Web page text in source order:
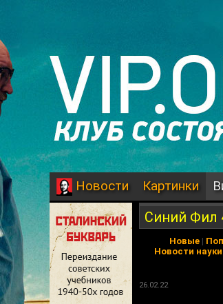
Новости Картинки
Синий Фил
Новые |
Новости науки
26.02.22